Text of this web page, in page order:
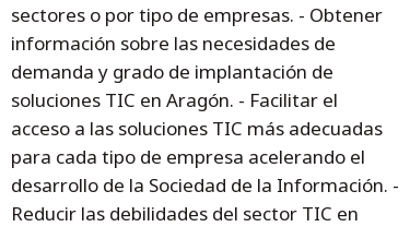
sectores o por tipo de empresas. - Obtener
información sobre las necesidades de
demanda y grado de implantación de
soluciones TIC en Aragón. - Facilitar el
acceso a las soluciones TIC más adecuadas
para cada tipo de empresa acelerando el
desarrollo de la Sociedad de la Información. -
Reducir las debilidades del sector TIC en